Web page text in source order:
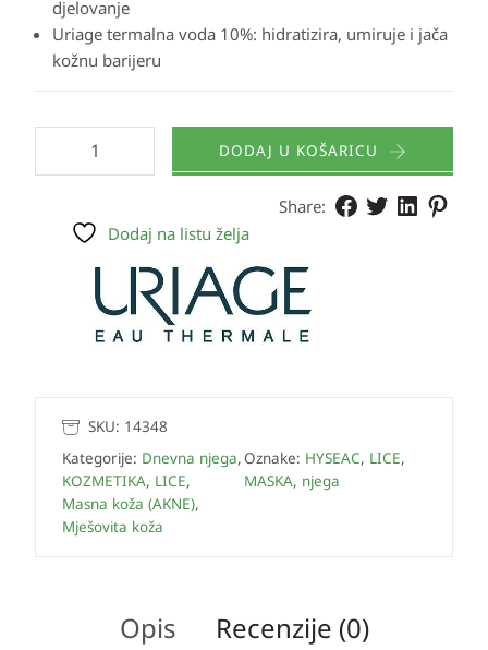
djelovanje
Uriage termalna voda 10%: hidratizira, umiruje i jača
kožnu barijeru
DODAJ U KOŠARICU
Share:
Dodaj na listu želja
SKU: 14348
Kategorije: Dnevna njega,
KOZMETIKA, LICE,
Masna koža (AKNE),
Mješovita koža
Oznake: HYSEAC, LICE,
MASKA, njega
Opis Recenzije (0)